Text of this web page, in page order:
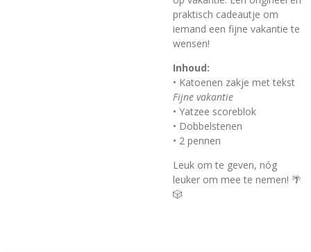
praktisch cadeautje om
iemand een fijne vakantie te
wensen!
Inhoud:
• Katoenen zakje met tekst
Fijne vakantie
• Yatzee scoreblok
• Dobbelstenen
• 2 pennen
Leuk om te geven, nóg
leuker om mee te nemen! 🌴
🎲